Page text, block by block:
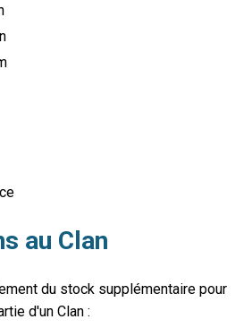
au Clan
du stock supplémentaire pour
d'un Clan :